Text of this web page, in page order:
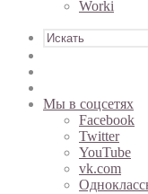
Worki
Мы в соцсетях
Facebook
Twitter
YouTube
vk.com